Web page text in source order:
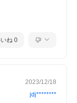
場合は時間のメリ
いオンオフの切替
ね 0
2023/12/18
jdj********